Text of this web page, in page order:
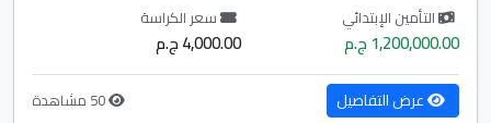
التأمين الإبتدائي
1,200,000.00 ج.م
سعر الكراسة
4,000.00 ج.م
عرض التفاصيل